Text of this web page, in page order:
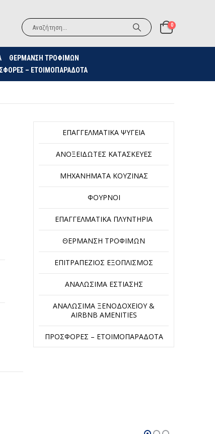
0
ΘΈΡΜΑΝΣΗ ΤΡΟΦΊΜΩΝ
– ΕΤΟΙΜΟΠΑΡΆΔΟΤΑ
ΕΠΑΓΓΕΛΜΑΤΙΚΆ ΨΥΓΕΊΑ
ΑΝΟΞΕΊΔΩΤΕΣ ΚΑΤΑΣΚΕΥΈΣ
ΜΗΧΑΝΉΜΑΤΑ ΚΟΥΖΊΝΑΣ
ΦΟΎΡΝΟΙ
ΕΠΑΓΓΕΛΜΑΤΙΚΆ ΠΛΥΝΤΉΡΙΑ
ΘΈΡΜΑΝΣΗ ΤΡΟΦΊΜΩΝ
ΕΠΙΤΡΑΠΈΖΙΟΣ ΕΞΟΠΛΙΣΜΌΣ
ΑΝΑΛΏΣΙΜΑ ΕΣΤΊΑΣΗΣ
ΑΝΑΛΏΣΙΜΑ ΞΕΝΟΔΟΧΕΊΟΥ &
AIRBNB AMENITIES
ΠΡΟΣΦΟΡΈΣ – ΕΤΟΙΜΟΠΑΡΆΔΟΤΑ